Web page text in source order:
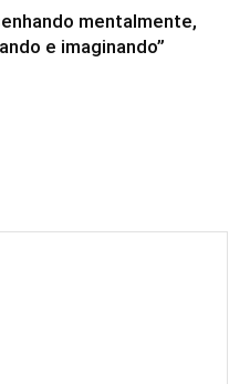
mentalmente,
e imaginando”